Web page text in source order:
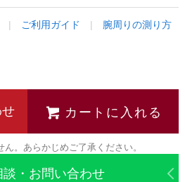
| ご利用ガイド | 腕周りの測り方
カートに入れる
。あらかじめご了承ください。
談・お問い合わせ